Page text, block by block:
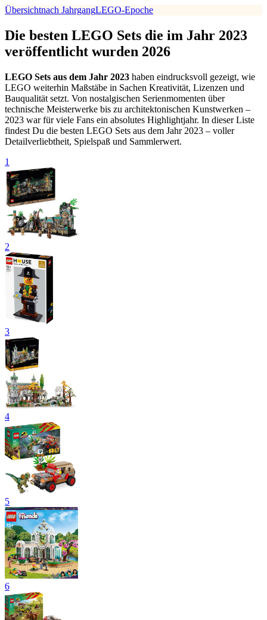
Übersichtnach JahrgangLEGO-Epoche
Die besten LEGO Sets die im Jahr 2023
veröffentlicht wurden 2026
LEGO Sets aus dem Jahr 2023 haben eindrucksvoll gezeigt, wie
LEGO weiterhin Maßstäbe in Sachen Kreativität, Lizenzen und
Bauqualität setzt. Von nostalgischen Serienmomenten über
technische Meisterwerke bis zu architektonischen Kunstwerken –
2023 war für viele Fans ein absolutes Highlightjahr. In dieser Liste
findest Du die besten LEGO Sets aus dem Jahr 2023 – voller
Detailverliebtheit, Spielspaß und Sammlerwert.
1
2
3
4
5
6